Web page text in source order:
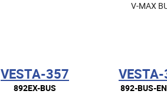
VESTA-357
892EX-BUS
V-MAX
892-BUS-